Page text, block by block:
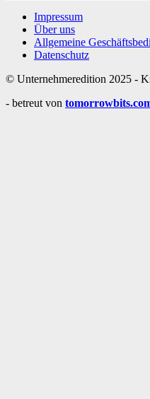
Impressum
Über uns
Allgemeine
Datenschutz
© Unternehmeredition 2025 -
- betreut von